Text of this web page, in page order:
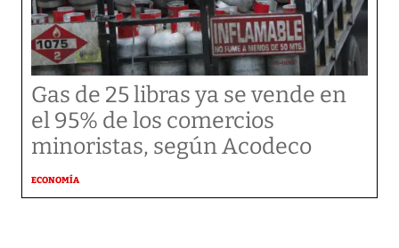
Gas de 25 libras ya se vende en
el 95% de los comercios
minoristas, según Acodeco
ECONOMÍA